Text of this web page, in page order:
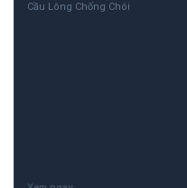
Cầu Lông Chống Chói